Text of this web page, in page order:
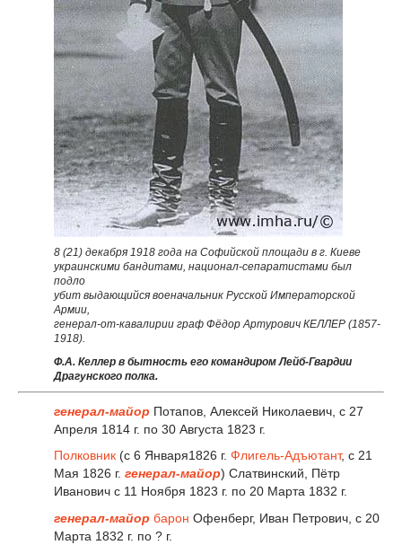
8 (21) декабря 1918 года на Софийской площади в г. Киеве
украинскими бандитами, национал-сепаратистами был
подло
убит выдающийся военачальник Русской Императорской
Армии,
генерал-от-кавалирии граф Фёдор Артурович КЕЛЛЕР (1857-
1918).
Ф.А. Келлер в бытность его командиром Лейб-Гвардии
Драгунского полка.
генерал-майор Потапов, Алексей Николаевич, с 27
Апреля 1814 г. по 30 Августа 1823 г.
Полковник (с 6 Января1826 г. Флигель-Адъютант, с 21
Мая 1826 г. генерал-майор) Слатвинский, Пётр
Иванович с 11 Ноября 1823 г. по 20 Марта 1832 г.
генерал-майор барон Офенберг, Иван Петрович, с 20
Марта 1832 г. по ? г.